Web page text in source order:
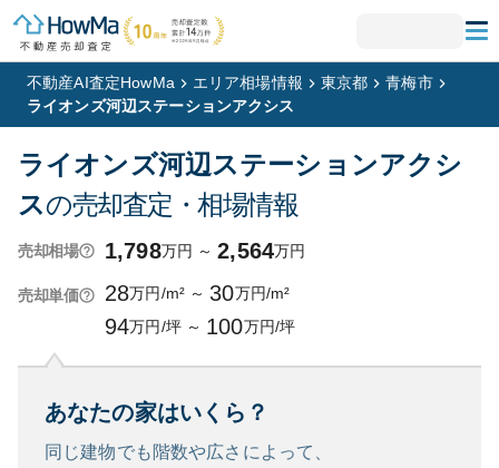
不動産AI査定HowMa エリア相場情報 東京都
青梅市
ライオンズ河辺ステーションアクシス
ライオンズ河辺ステーションアクシ
スの売却査定・相場情報
売却相場 1,798万円 ～ 2,564万円
売却単価 28万円/m² ～ 30万円/m²
94万円/坪 ～ 100万円/坪
あなたの家はいくら？
同じ建物でも階数や広さによって、